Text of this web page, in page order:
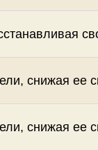
снижая ее
снижая ее